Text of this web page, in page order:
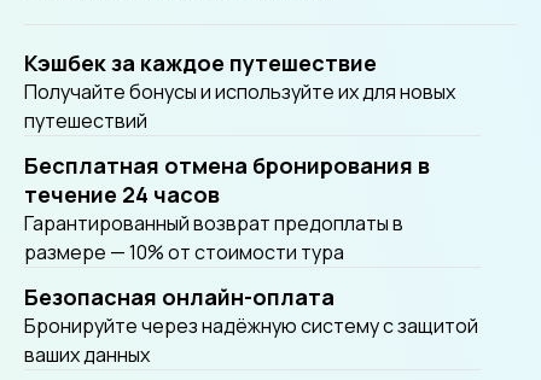
Кэшбек за каждое путешествие
Получайте бонусы и используйте их для новых
путешествий
Бесплатная отмена бронирования в
течение 24 часов
Гарантированный возврат предоплаты в
размере — 10% от стоимости тура
Безопасная онлайн-оплата
Бронируйте через надёжную систему с защитой
ваших данных